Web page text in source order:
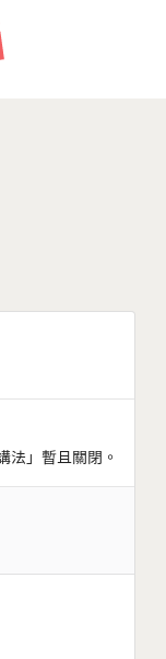
法」暫且關閉。